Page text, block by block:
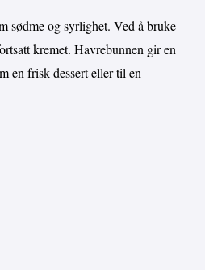
sødme og syrlighet. Ved å bruke
kremet. Havrebunnen gir en
en frisk dessert eller til en